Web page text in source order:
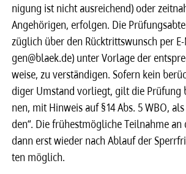
ni­gung ist nicht ausrei­chend) oder
Ange­hö­ri­gen, erfol­gen. Die
züg­lich über den Rück­tritts­wunsch per
gen@blaek.de) unter Vorlage der
weise, zu verstän­di­gen. Sofern kein
di­ger Umstand vorliegt, gilt die Prüfung
nen, mit Hinweis auf §14 Abs. 5 WBO,
den“. Die frühest­mög­li­che Teil­nahme
dann erst wieder nach Ablauf der
ten möglich.